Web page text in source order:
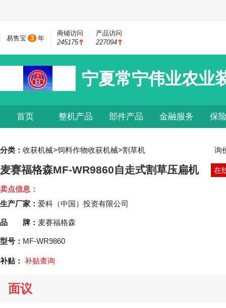
易售宝 3 年
商铺访问
245175
产品访问
227094
宁夏常宁伟业农业
首页 整机产品 部件产品 金融服务 保
询
分类： 收获机械>饲料作物收获机械>割草机
麦赛福格森MF-WR9860自走式割草压扁机 在
卖点信息：
生产厂家： 爱科（中国）投资有限公司
品 牌： 麦赛福格森
型号： MF-WR9860
补贴： 补贴查询
面议